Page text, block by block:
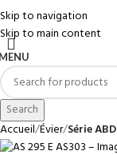
Skip to navigation
Skip to main content
Search
Accueil Évier Série ABD